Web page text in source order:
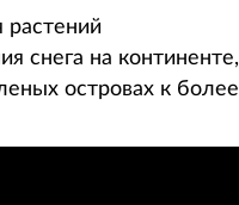
растений
снега на континенте,
островах к более